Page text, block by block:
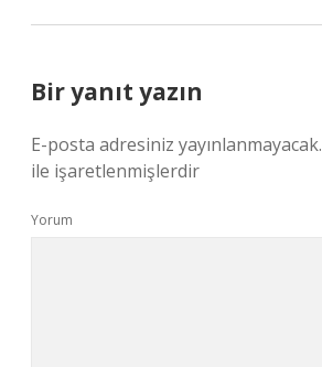
Bir yanıt yazın
E-posta adresiniz yayınlanmayacak.
ile işaretlenmişlerdir
Yorum